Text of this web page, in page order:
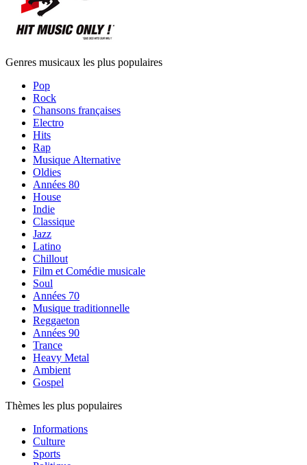
Genres musicaux les plus populaires
Pop
Rock
Chansons françaises
Electro
Hits
Rap
Musique Alternative
Oldies
Années 80
House
Indie
Classique
Jazz
Latino
Chillout
Film et Comédie musicale
Soul
Années 70
Musique traditionnelle
Reggaeton
Années 90
Trance
Heavy Metal
Ambient
Gospel
Thèmes les plus populaires
Informations
Culture
Sports